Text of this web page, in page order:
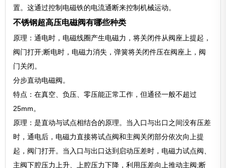
置。这通过控制电磁铁的电流通断来控制机械运动。
不锈钢超高压电磁阀有哪些种类
原理：通电时，电磁线圈产生电磁力，将关闭件从阀座上提起，
阀门打开;断电时，电磁力消失，弹簧将关闭件压在阀座上，阀
门关闭。
分步直动电磁阀。
特点：在真空、负压、零压能正常工作，但通径一般不超过
25mm。
原理：是直动与试点相结合的原理。当入口与出口之间没有压差
时，通电后，电磁力直接将试点阀和主阀关闭部分依次向上提
起，阀门打开。当入口与出口达到启动压差时，电磁力试点阀、
主阀下腔压力上升、上腔压力下降，利用压差向上推动主阀;断